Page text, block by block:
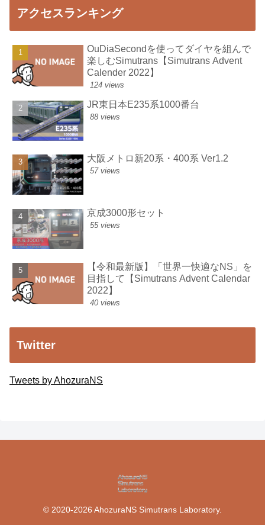
アクセスランキング
OuDiaSecondを使ってダイヤを組んで
楽しむSimutrans【Simutrans Advent
Calender 2022】
124 views
JR東日本E235系1000番台
88 views
大阪メトロ新20系・400系 Ver1.2
57 views
京成3000形セット
55 views
【令和最新版】「世界一快適なNS」を
目指して【Simutrans Advent Calendar
2022】
40 views
Twitter
Tweets by AhozuraNS
© 2020-2026 AhozuraNS Simutrans Laboratory.